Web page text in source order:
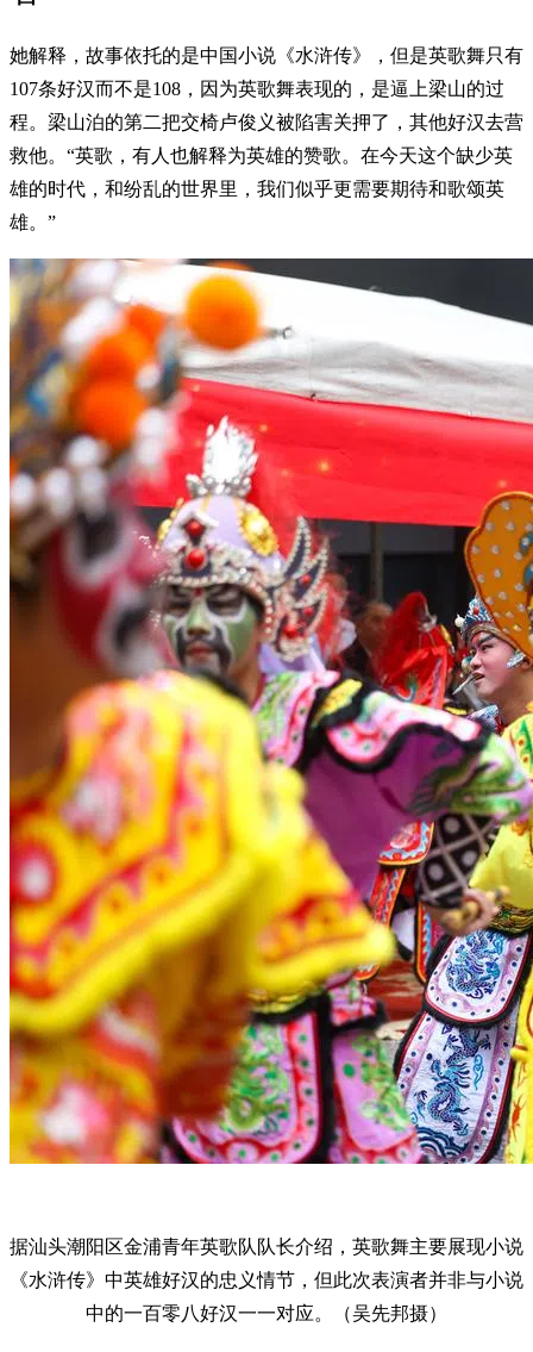
她解释，故事依托的是中国小说《水浒传》，但是英歌舞只有
107条好汉而不是108，因为英歌舞表现的，是逼上梁山的过
程。梁山泊的第二把交椅卢俊义被陷害关押了，其他好汉去营
救他。“英歌，有人也解释为英雄的赞歌。在今天这个缺少英
雄的时代，和纷乱的世界里，我们似乎更需要期待和歌颂英
雄。”
据汕头潮阳区金浦青年英歌队队长介绍，英歌舞主要展现小说
《水浒传》中英雄好汉的忠义情节，但此次表演者并非与小说
中的一百零八好汉一一对应。（吴先邦摄）